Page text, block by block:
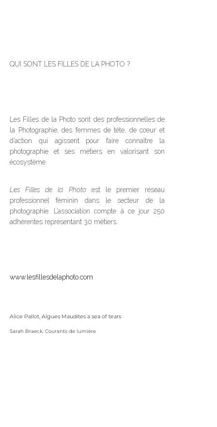
QUI SONT LES FILLES DE LA PHOTO ?
Les Filles de la Photo sont des professionnelles de
la Photographie, des femmes de tête, de cœur et
d’action qui agissent pour faire connaître la
photographie et ses métiers en valorisant son
écosystème.
Les Filles de la Photoest le premier réseau
professionnel féminin dans le secteur de la
photographie. L’association compte à ce jour 250
adhérentes représentant 30 métiers.
www.lesfillesdelaphoto.com
Alice Pallot, Algues Maudites a sea of tears
Sarah Braeck, Courants de lumière